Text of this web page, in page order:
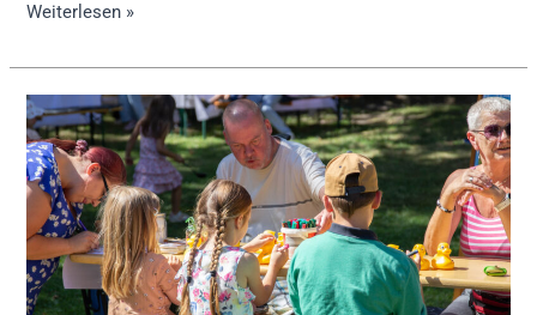
Weiterlesen »
Harzer
Sommertage
im
Kurpark
Thale